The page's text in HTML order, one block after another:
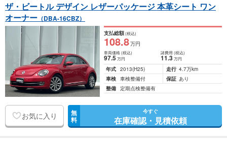
ザ・ビートル デザイン レザーパッケージ 本革シート ワン
オーナー （DBA-16CBZ）
支払総額(税込)
108.8万円
車両価格(税込)
97.5万円
諸費用 (税込)
11.3 万円
年式 2013(H25) 走行 4.7万km
車検 車検整備付 保証 あり
整備 定期点検整備有
お気に入り 無
料
今すぐ
在庫確認・見積依頼